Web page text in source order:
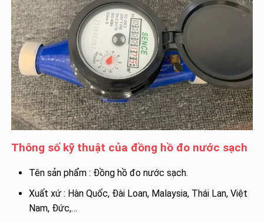
Thông số kỹ thuật của đồng hồ đo nước sạch
Tên sản phẩm : Đồng hồ đo nước sạch.
Xuất xứ : Hàn Quốc, Đài Loan, Malaysia, Thái Lan, Việt
Nam, Đức,…